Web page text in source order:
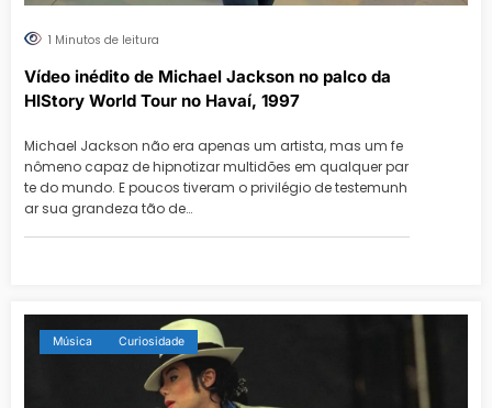
1 Minutos de leitura
Vídeo inédito de Michael Jackson no palco da
HIStory World Tour no Havaí, 1997
Michael Jackson não era apenas um artista, mas um fe
nômeno capaz de hipnotizar multidões em qualquer par
te do mundo. E poucos tiveram o privilégio de testemunh
ar sua grandeza tão de…
Música Curiosidade